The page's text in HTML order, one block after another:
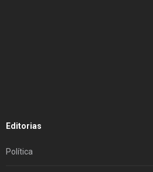
Editorias
Política